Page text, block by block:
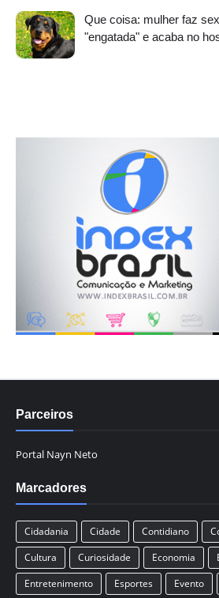
Que coisa: mulher faz
"engatada" e acaba no
Parceiros
Portal Nayn Neto
Marcadores
Cidadania Cidade Contidiano
Cultura
Curiosidade Economia
Entretenimento
Esportes Evento